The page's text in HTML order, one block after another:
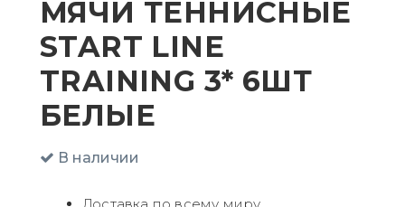
МЯЧИ ТЕННИСНЫЕ
START LINE
TRAINING 3* 6ШТ
БЕЛЫЕ
В наличии